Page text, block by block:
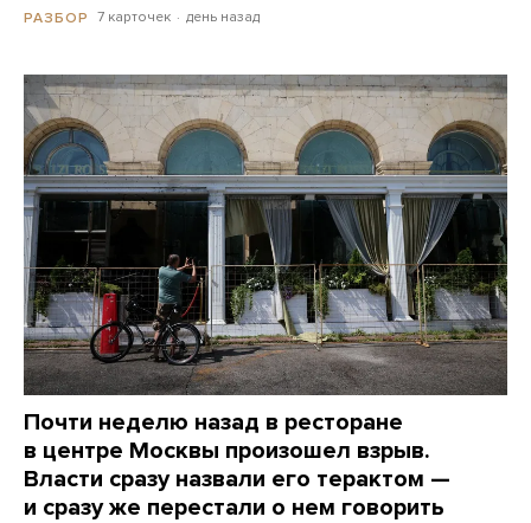
РАЗБОР 7 карточек день назад
Почти неделю назад в ресторане
в центре Москвы произошел взрыв.
Власти сразу назвали его терактом —
и сразу же перестали о нем говорить